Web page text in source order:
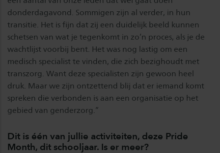
donderdagavond. Sommigen zijn al verder, in hun
transitie. Het is fijn dat zij een duidelijk beeld kunnen
schetsen van wat je tegenkomt in zo’n proces, als je de
wachtlijst voorbij bent. Het was nog lastig om een
medisch specialist te vinden, die zich bezighoudt met
transzorg. Want deze specialisten zijn gewoon heel
druk. Maar we zijn ontzettend blij dat er iemand komt
spreken die verbonden is aan een organisatie op het
gebied van genderzorg.”
Dit is één van jullie activiteiten, deze Pride
Month, dit schooljaar. Is er meer?